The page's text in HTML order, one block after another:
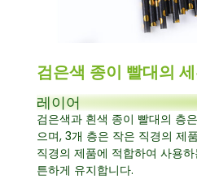
검은색 종이 빨대의
레이어
검은색과 흰색 종이 빨대의 층
으며, 3개 층은 작은 직경의 제
직경의 제품에 적합하여 사용
튼하게 유지합니다.